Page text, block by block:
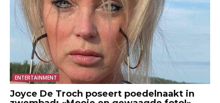
ENTERTAINMENT
Joyce De Troch poseert poedelnaakt in